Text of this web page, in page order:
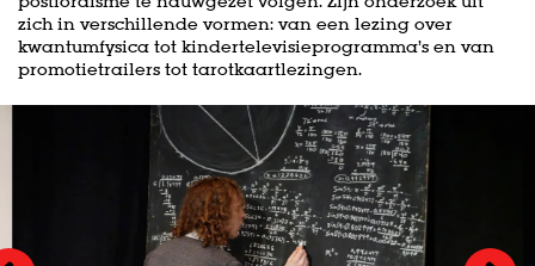
zich in verschillende vormen: van een lezing over
kwantumfysica tot kindertelevisieprogramma’s en van
promotietrailers tot tarotkaartlezingen.